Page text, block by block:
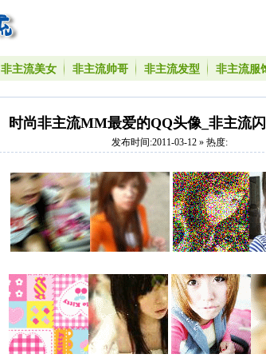
非主流美女 非主流帅哥 非主流发型 非主流服
时尚非主流MM最爱的QQ头像_非主流
发布时间:2011-03-12 » 热度: